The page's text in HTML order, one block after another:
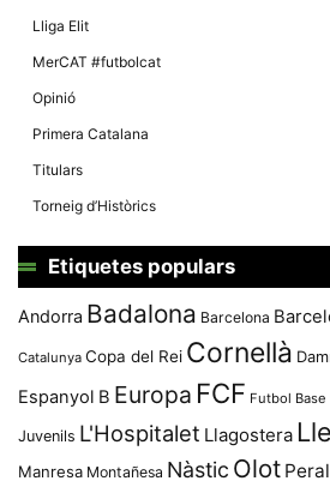
Lliga Elit
MerCAT #futbolcat
Opinió
Primera Catalana
Titulars
Torneig d’Històrics
Etiquetes populars
Andorra Badalona Barcelona
Catalunya Copa del Rei Cornellà
Espanyol B Europa FCF Futbol Base
Juvenils L'Hospitalet Llagostera
Manresa Montañesa Nàstic Olot